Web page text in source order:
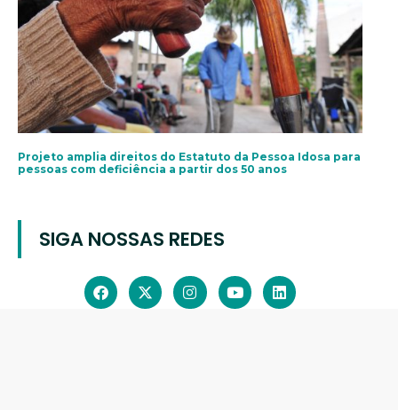
Projeto amplia direitos do Estatuto da Pessoa Idosa para
pessoas com deficiência a partir dos 50 anos
SIGA NOSSAS REDES